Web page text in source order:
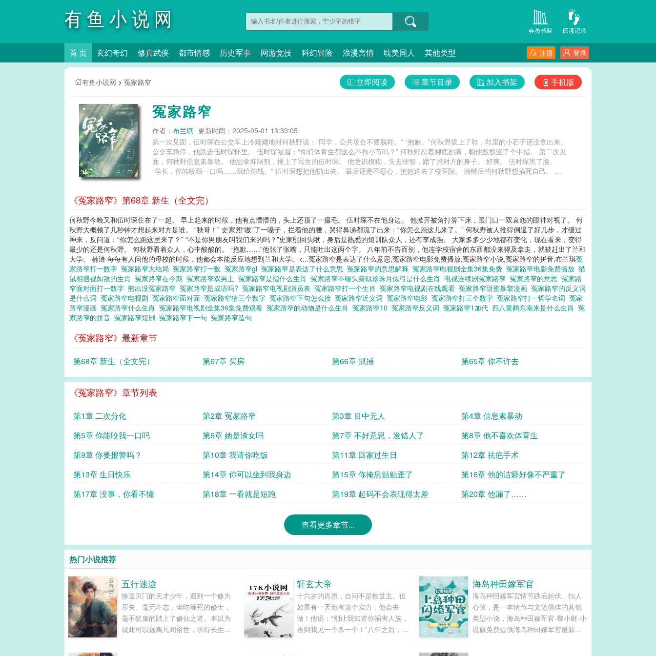
有鱼小说网 阅读记录
会员书架
首 页 玄幻奇幻 修真武侠 都市情感 历史军事 网游竞技 科幻冒险 浪漫言情 耽美同人 其他类型 登录
注册
有鱼小说网 > 冤家路窄 手机版
加入书架
章节目录
立即阅读
冤家路窄
作者： 布兰琪 更新时间：2025-05-01 13:39:05
第一次见面，伍时琛在公交车上冷飕飕地对何秋野说：“同学，公共场合不要脱鞋。” “抱歉。”何秋野拔上了鞋，鞋里的小石子还没拿出来。
公交车急停，他跌进伍时琛怀里。 伍时琛皱眉：“你们体育生都这么不拘小节吗？” 何秋野忍着脚底剧痛，朝他默默竖了个中指。 第二次见
面，何秋野信息素暴动。 他想拿抑制剂，撞上了写生的伍时琛。 他意识模糊，失去理智，蹭了蹭对方的身子。 好爽。 伍时琛黑了脸。
“学长，你能咬我一口吗……我给你钱。” 伍时琛想把他扔出去。 最后还是不忍心，把他送去了校医院。 清醒后的何秋野想掐死自己。 第
流地走了。 何秋野：这强大的bking味快要把我扑倒。 “你舅舅真是副部长啊。” “不是。”伍时琛抿唇道。 何秋野：…… 原来是假的高干子
兰琪
《冤家路窄》第68章 新生（全文完）
何秋野今晚又和伍时琛住在了一起。 早上起来的时候，他有点懵懵的，头上还顶了一撮毛。 伍时琛不在他身边。 他掀开被角打算下床，跟门口一双哀怨的眼神对视了。 何
秋野大概顿了几秒钟才想起来对方是谁。 “秋哥！” 史家熙“嗷”了一嗓子，拦着他的腰，哭得鼻涕都流了出来：“你怎么跑这儿来了。” 何秋野被人推得倒退了好几步，才缓过
神来，反问道：“你怎么跑这里来了？” “不是你男朋友叫我们来的吗？”史家熙回头瞅，身后是熟悉的短训队众人，还有李成强。 大家多多少少地都有变化，现在看来，变得
最少的还是何秋野。 何秋野看着众人，心中酸酸的。 “抱歉……”他张了张嘴，只能吐出这两个字。 八年前不告而别，他连学校宿舍的东西都没来得及拿走，就被赶出了兰和
大学。 楠漨 每每有人问他的母校的时候，他都会本能反应地想到兰和大学。<...冤家路窄是表达了什么意思,冤家路窄电影免费播放,冤家路窄小说,冤家路窄的拼音,布兰琪冤
家路窄打一数字 冤家路窄大结局 冤家路窄打一数 冤家路窄gl 冤家路窄是表达了什么意思 冤家路窄的意思解释 冤家路窄电视剧全集36集免费 冤家路窄电影免费播放 猫
鼠相遇视如敌的生肖 冤家路窄在今期 冤家路窄双男主 冤家路窄是指什么生肖 冤家路窄不碰头露似珍珠月似弓是什么生肖 电视连续剧冤家路窄 冤家路窄的意思 冤家路
窄面对面打一数字 熊出没冤家路窄 冤家路窄是成语吗? 冤家路窄电视剧演员表 冤家路窄打一个生肖 冤家路窄电视剧在线观看 冤家路窄甜蜜暴擎漫画 冤家路窄的反义词
是什么词 冤家路窄电视剧 冤家路窄面对面 冤家路窄猜三个数字 冤家路窄下句怎么接 冤家路窄近义词 冤家路窄电影 冤家路窄打三个数字 冤家路窄打一哲学名词 冤家
路窄漫画 冤家路窄什么生肖 冤家路窄电视剧全集36集免费观看 冤家路窄的动物是什么生肖 冤家路窄10 冤家路窄反义词 冤家路窄1加代 四八黄鹤东南来是什么生肖 冤
家路窄的拼音 冤家路窄短剧 冤家路窄下一句 冤家路窄造句
《冤家路窄》最新章节
第68章 新生（全文完） 第67章 买房 第66章 抓捕 第65章 你不许去
《冤家路窄》章节列表
第1章 二次分化 第2章 冤家路窄 第3章 目中无人
第4章 信息素暴动
第5章 你能咬我一口吗
第6章 她是渣女吗 第7章 不好意思，发错人了
第8章 他不喜欢体育生
第9章 你要报警吗？
第10章 我请你吃饭 第11章 回家过生日
第12章 祛疤手术
第13章 生日快乐
第14章 你可以坐到我身边 第15章 你掩息贴贴歪了
第16章 他的洁癖好像不严重了
第17章 没事，你看不懂
第18章 一看就是短跑 第19章 起码不会表现得太差 第20章 他漏了……
查看更多章节...
热门小说推荐
五行迷途
惨遭灭门的天才少年，遇到一个修为
尽失、毫无斗志，坐吃等死的修士，
毫不犹豫的踏上了修仙之道。本以为
就此可以远离凡间俗世，求得长生之
轩玄大帝
十六岁的肖恩，自问不是救世主。但
如果有一天他有这个实力，他会去
做！他说：“别让我知道你祸害人族，
否则我见一个杀一个！”八年之后，他
海岛种田嫁军官
海岛种田嫁军官情节跌宕起伏、扣人
心弦，是一本情节与文笔俱佳的其他
类型小说，海岛种田嫁军官-黎小财-小
说旗免费提供海岛种田嫁军官最新清